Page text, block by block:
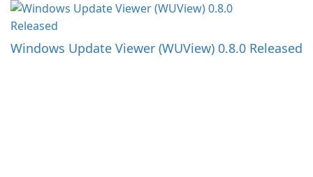
Windows Update Viewer (WUView) 0.8.0 Released